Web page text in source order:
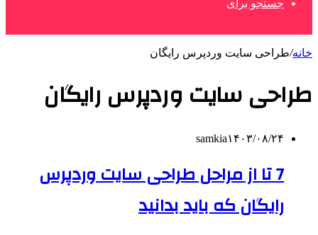
جستجو برای
خانه/طراحی سایت وردپرس رایگان
طراحی سایت وردپرس رایگان
samkia۱۴۰۳/۰۸/۲۴
7 تا از مراحل طراحی سایت وردپرس
رایگان که باید بدانید